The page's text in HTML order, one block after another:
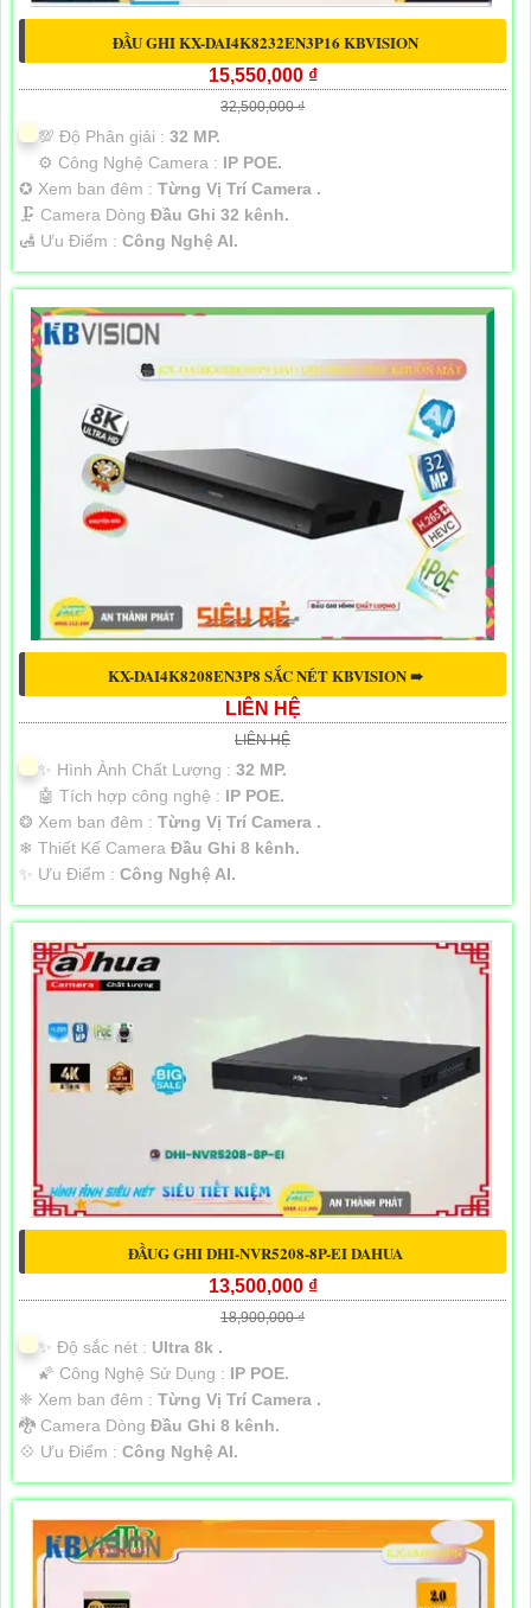
ĐẦU GHI KX-DAI4K8232EN3P16 KBVISION
15,550,000 ₫
32,500,000 ₫
💯 Độ Phân giải : 32 MP.
⚙ Công Nghệ Camera : IP POE.
✪ Xem ban đêm : Từng Vị Trí Camera .
🗜️ Camera Dòng Đầu Ghi 32 kênh.
️🛃 Ưu Điểm : Công Nghệ AI.
KX-DAI4K8208EN3P8 SẮC NÉT KBVISION ➠
LIÊN HỆ
LIÊN HỆ
✨ Hình Ành Chất Lượng : 32 MP.
🤖️ Tích hợp công nghệ : IP POE.
❂ Xem ban đêm : Từng Vị Trí Camera .
❄ Thiết Kế Camera Đầu Ghi 8 kênh.
️✨ Ưu Điểm : Công Nghệ AI.
ĐẦUG GHI DHI-NVR5208-8P-EI DAHUA
13,500,000 ₫
18,900,000 ₫
✨ Độ sắc nét : Ultra 8k .
🌠 Công Nghệ Sử Dụng : IP POE.
❈ Xem ban đêm : Từng Vị Trí Camera .
🐉️ Camera Dòng Đầu Ghi 8 kênh.
️💠 Ưu Điểm : Công Nghệ AI.